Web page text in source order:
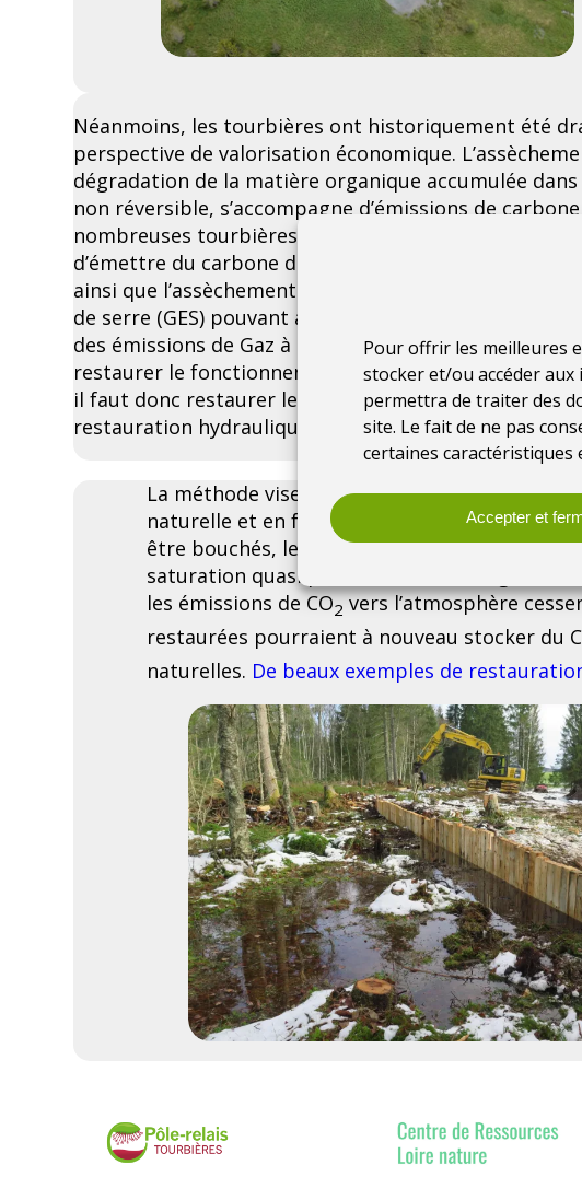
Pour offrir les meilleures
stocker et/ou accéder aux
permettra de traiter des
site. Le fait de ne pas
certaines caractéristiques
Accepter et
Néanmoins, les tourbières ont historiquement été
perspective de valorisation économique.
dégradation de la matière organique accumulée
non réversible, s’accompagne d’émissions de
nombreuses tourbières dont le fonctionnement
d’émettre du carbone dans l’atmosphère et voient
ainsi que l’assèchement d’un seul hectare de
de serre (GES) pouvant atteindre 20 à 30 tonnes de
des émissions de Gaz à effet de serre d’un ménage
restaurer le fonctionnement naturel de la tourbière
il faut donc restaurer le circuit naturel de l’eau dans
restauration hydraulique.
La méthode vise à restaurer les tourbières
naturelle et en favorisant au maximum la
être bouchés, les fossés comblés, et les
saturation quasi permanente en eau grâce à
les émissions de CO2vers l’atmosphère
restaurées pourraient à nouveau stocker du
naturelles. De beaux exemples de